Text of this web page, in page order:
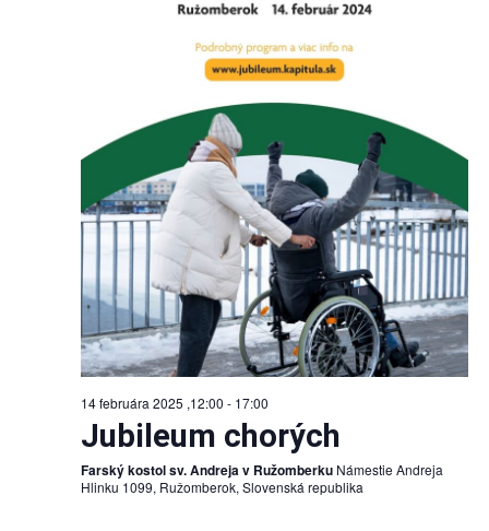
14 februára 2025 ,12:00 - 17:00
Jubileum chorých
Farský kostol sv. Andreja v Ružomberku Námestie Andreja
Hlinku 1099, Ružomberok, Slovenská republika